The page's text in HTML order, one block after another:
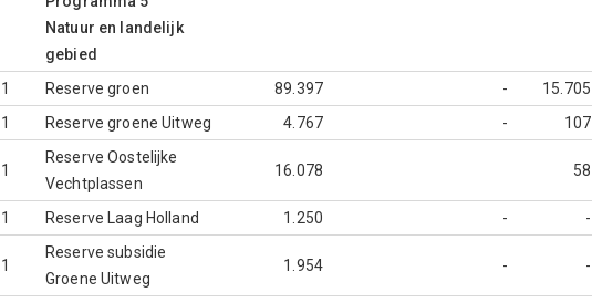
Natuur en landelijk
gebied
Reserve groen 89.397 - 15.705
Reserve groene Uitweg 4.767 - 107
Reserve Oostelijke
Vechtplassen
16.078 58
Reserve Laag Holland 1.250 - -
Reserve subsidie
Groene Uitweg
1.954 - -